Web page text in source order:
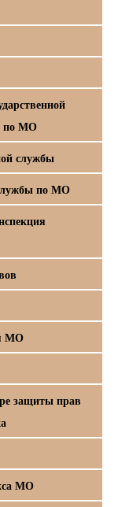
по МО
службы
по МО
МО
защиты прав
МО